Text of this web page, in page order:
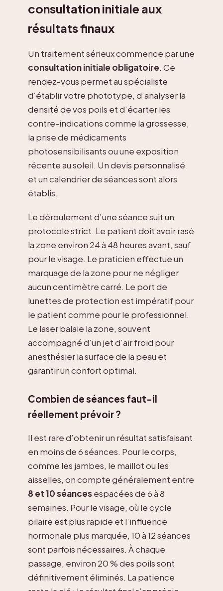
consultation initiale aux
résultats finaux
Un traitement sérieux commence par une
consultation initiale obligatoire. Ce
rendez-vous permet au spécialiste
d’établir votre phototype, d’analyser la
densité de vos poils et d’écarter les
contre-indications comme la grossesse,
la prise de médicaments
photosensibilisants ou une exposition
récente au soleil. Un devis personnalisé
et un calendrier de séances sont alors
établis.
Le déroulement d’une séance suit un
protocole strict. Le patient doit avoir rasé
la zone environ 24 à 48 heures avant, sauf
pour le visage. Le praticien effectue un
marquage de la zone pour ne négliger
aucun centimètre carré. Le port de
lunettes de protection est impératif pour
le patient comme pour le professionnel.
Le laser balaie la zone, souvent
accompagné d’un jet d’air froid pour
anesthésier la surface de la peau et
garantir un confort optimal.
Combien de séances faut-il
réellement prévoir ?
Il est rare d’obtenir un résultat satisfaisant
en moins de 6 séances. Pour le corps,
comme les jambes, le maillot ou les
aisselles, on compte généralement entre
8 et 10 séancesespacées de 6 à 8
semaines. Pour le visage, où le cycle
pilaire est plus rapide et l’influence
hormonale plus marquée, 10 à 12 séances
sont parfois nécessaires. À chaque
passage, environ 20 % des poils sont
définitivement éliminés. La patience